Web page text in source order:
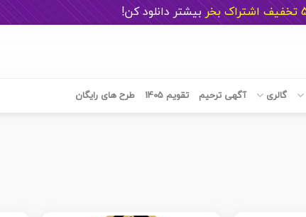
بیشتر دانلود کن!
گالری آگهی ترحیم تقویم 1405 طرح های رایگان